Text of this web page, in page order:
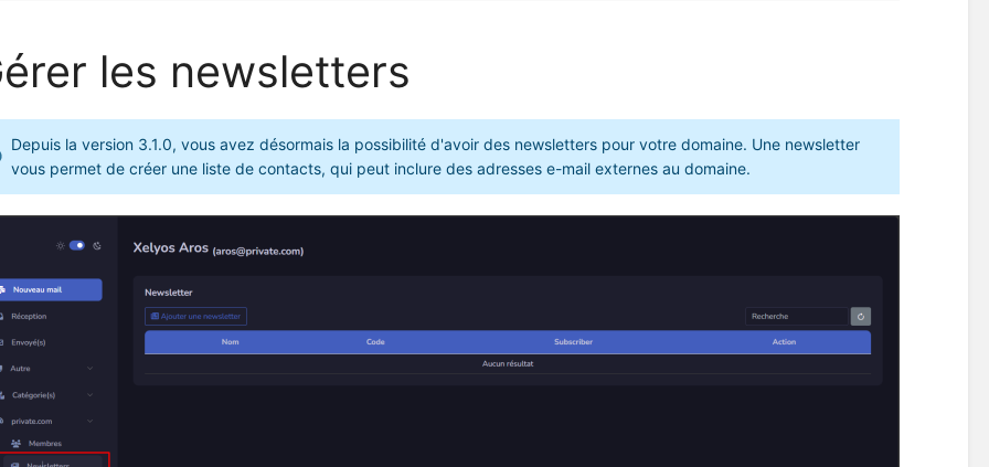
les newsletters
Depuis la version 3.1.0, vous avez désormais la possibilité d'avoir des newsletters pour votre domaine. Une newsletter
vous permet de créer une liste de contacts, qui peut inclure des adresses e-mail externes au domaine.